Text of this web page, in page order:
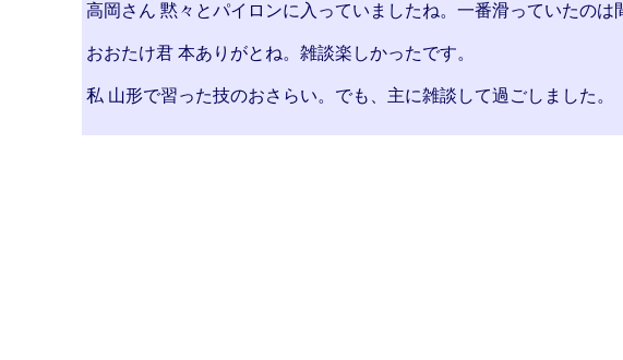
高岡さん 黙々とパイロンに入っていましたね。一番滑っていたのは
おおたけ君 本ありがとね。雑談楽しかったです。
私 山形で習った技のおさらい。でも、主に雑談して過ごしました。